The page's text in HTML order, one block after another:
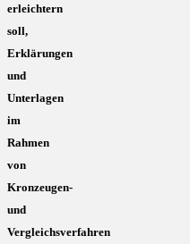
erleichtern
soll,
Erklärungen
und
Unterlagen
im
Rahmen
von
Kronzeugen-
und
Vergleichsverfahren